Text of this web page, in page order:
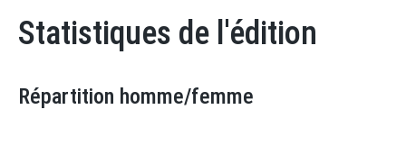
Statistiques de l'édition
Répartition homme/femme